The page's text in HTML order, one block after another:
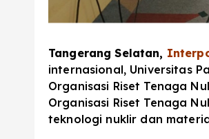
Tangerang Selatan,
internasional, Universitas
Organisasi Riset Tenaga
Organisasi Riset Tenaga
teknologi nuklir dan